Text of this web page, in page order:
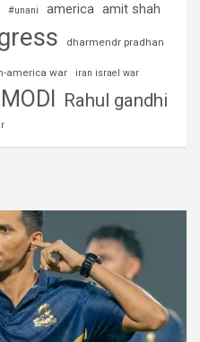
#unani america amit shah
dharmendr pradhan
america war iran israel war
Rahul gandhi